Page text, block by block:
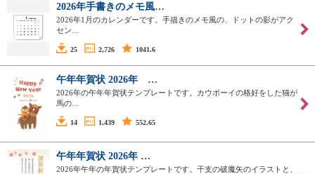
2026年手書きのメモ風…
2026年1月のカレンダーです。手描きのメモ風の、ドットの影がアク
セン…
25 2,726 1041.6
午年年賀状 2026年 …
2026年の午年年賀状テンプレートです。カウボーイの格好をした猫が
馬の…
14 1,439 552.65
午年年賀状 2026年 …
2026年午年の年賀状テンプレートです。干支の破魔矢のイラストと、